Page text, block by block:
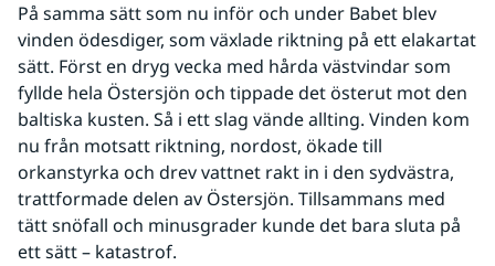
På samma sätt som nu inför och under Babet blev
vinden ödesdiger, som växlade riktning på ett elakartat
sätt. Först en dryg vecka med hårda västvindar som
fyllde hela Östersjön och tippade det österut mot den
baltiska kusten. Så i ett slag vände allting. Vinden kom
nu från motsatt riktning, nordost, ökade till
orkanstyrka och drev vattnet rakt in i den sydvästra,
trattformade delen av Östersjön. Tillsammans med
tätt snöfall och minusgrader kunde det bara sluta på
ett sätt – katastrof.